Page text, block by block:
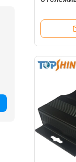
сигнале